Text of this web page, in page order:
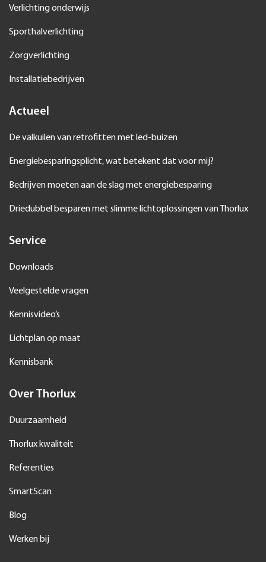
Verlichting onderwijs
Sporthalverlichting
Zorgverlichting
Installatiebedrijven
Actueel
De valkuilen van retrofitten met led-buizen
Energiebesparingsplicht, wat betekent dat voor mij?
Bedrijven moeten aan de slag met energiebesparing
Driedubbel besparen met slimme lichtoplossingen van Thorlux
Service
Downloads
Veelgestelde vragen
Kennisvideo’s
Lichtplan op maat
Kennisbank
Over Thorlux
Duurzaamheid
Thorlux kwaliteit
Referenties
SmartScan
Blog
Werken bij